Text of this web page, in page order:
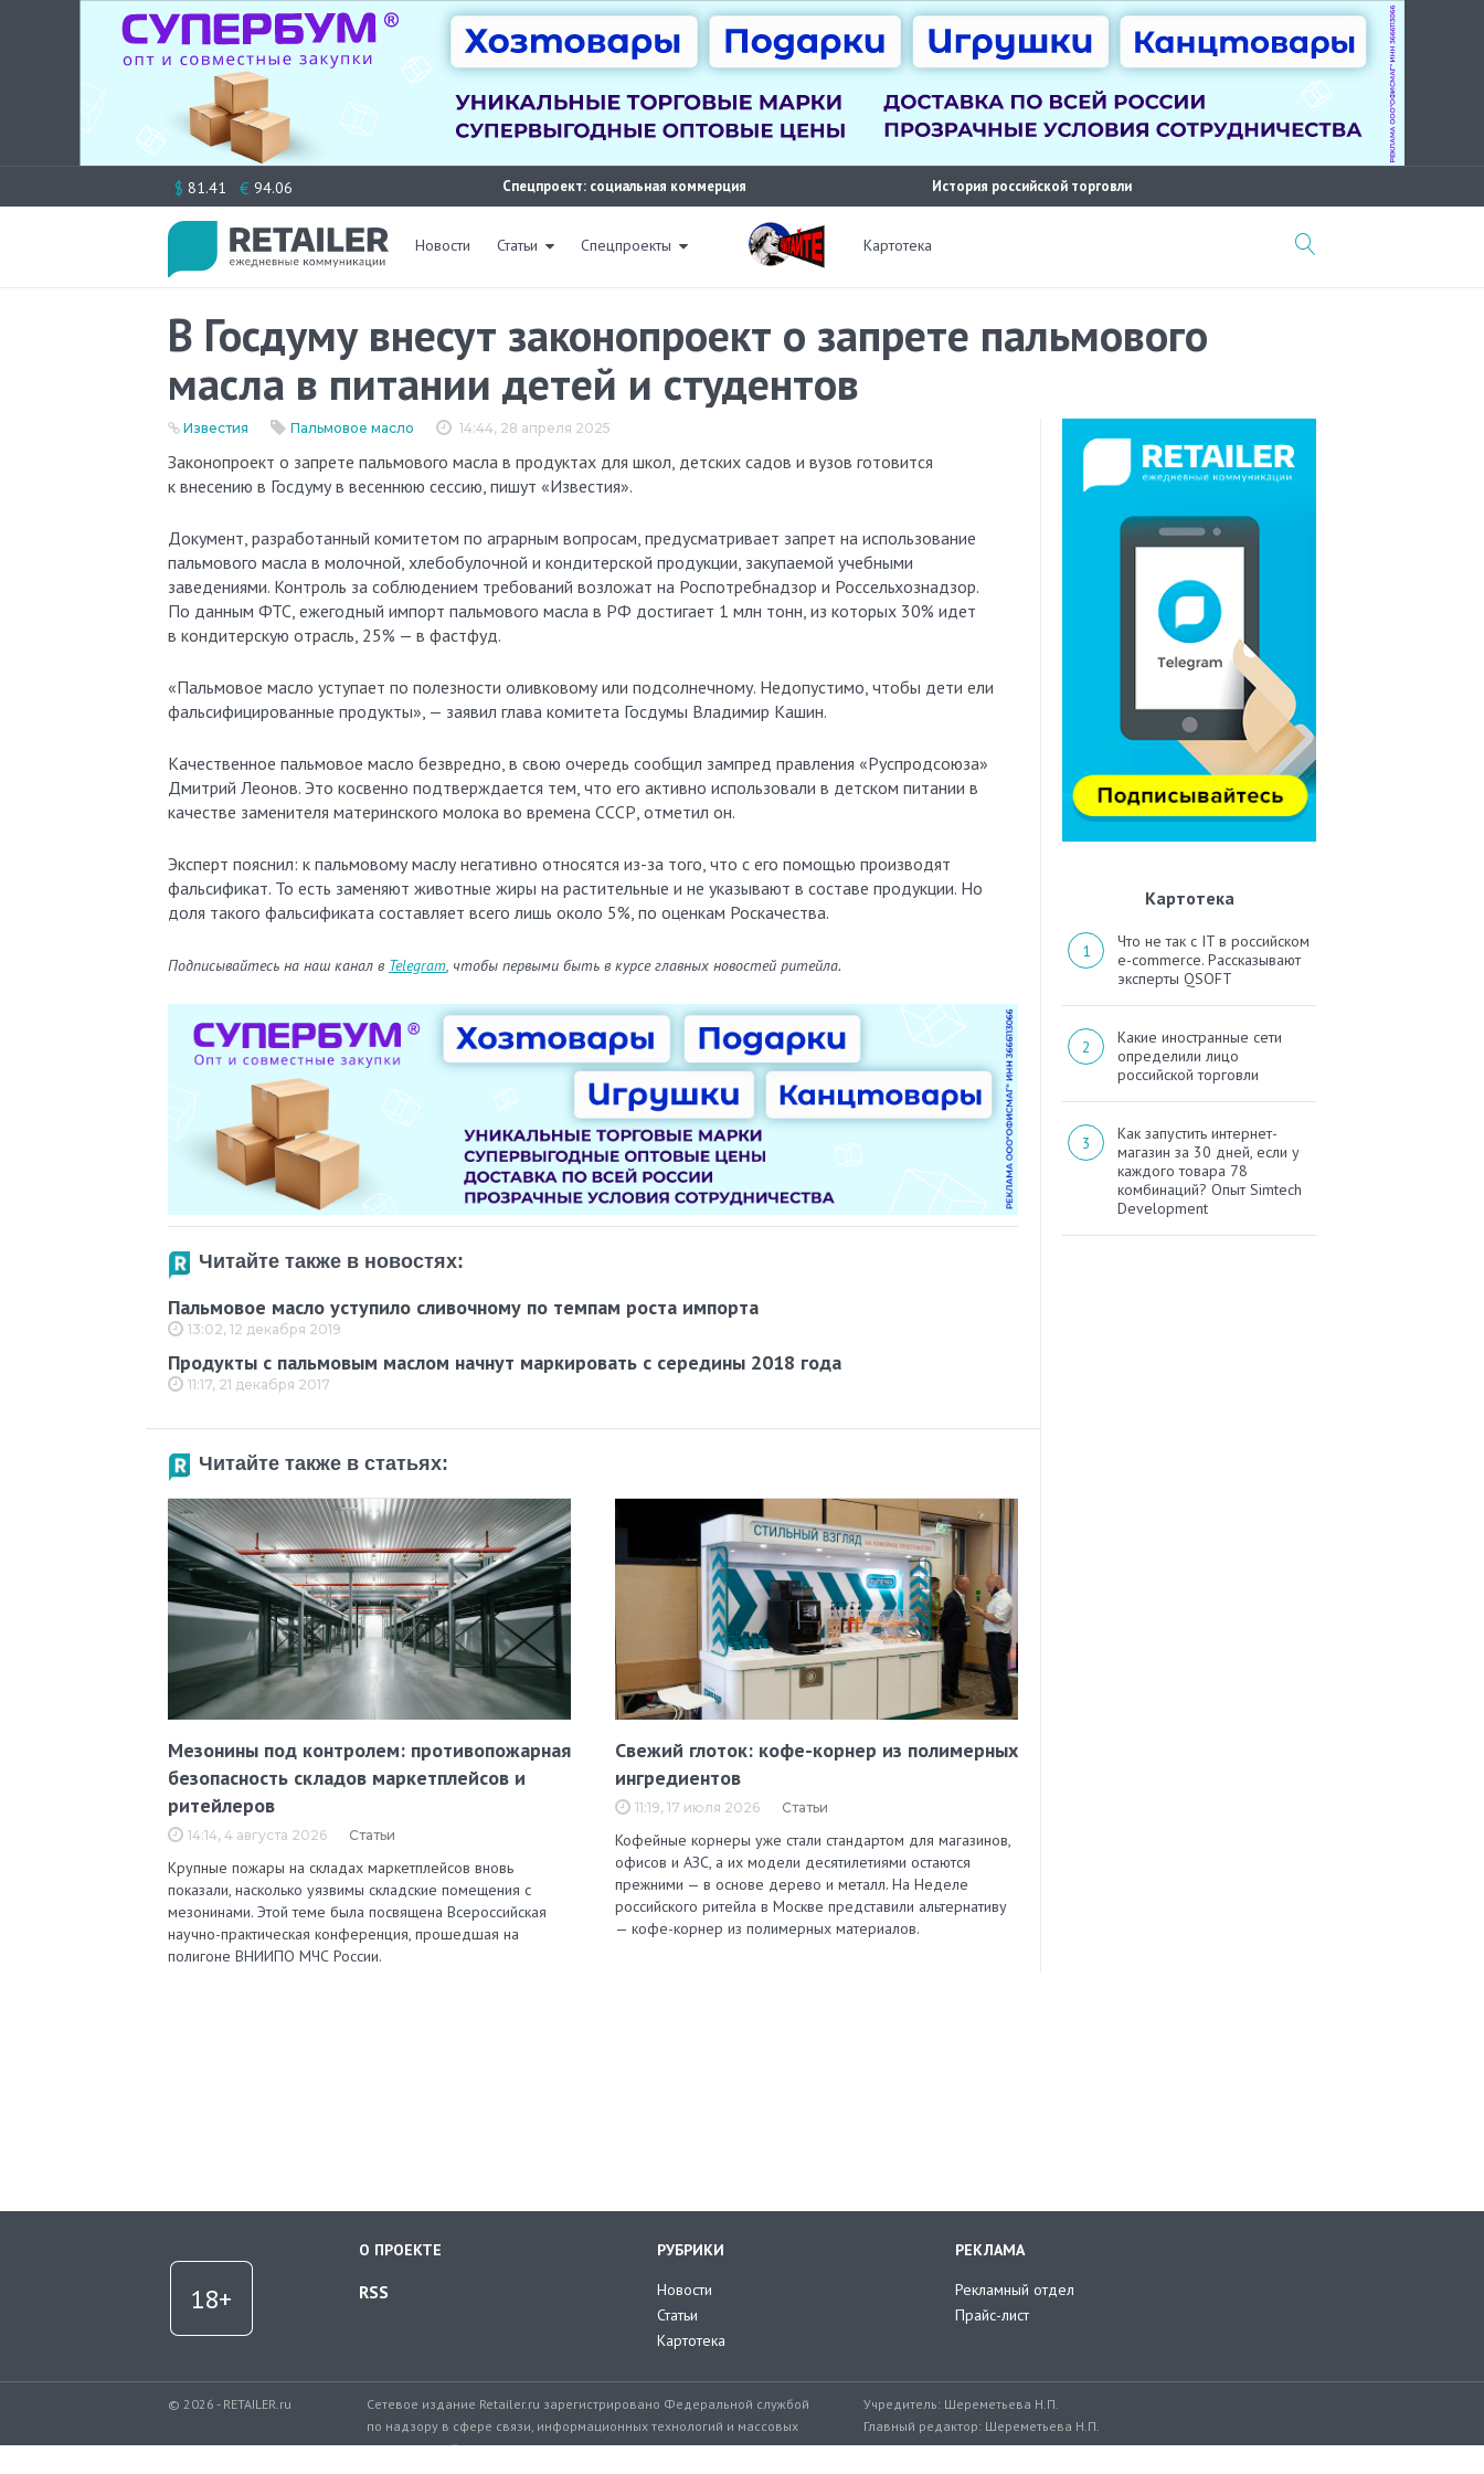
к
$ 81.41 € 94.06 Спецпроект: социальная коммерция История российской торговли
Новости Статьи Спецпроекты Картотека
В Госдуму внесут законопроект о запрете пальмового
масла в питании детей и студентов
14:44, 28 апреля 2025
Известия Пальмовое масло
Законопроект о запрете пальмового масла в продуктах для школ, детских садов и вузов готовится
к внесению в Госдуму в весеннюю сессию, пишут «Известия».
Документ, разработанный комитетом по аграрным вопросам, предусматривает запрет на использование
пальмового масла в молочной, хлебобулочной и кондитерской продукции, закупаемой учебными
заведениями. Контроль за соблюдением требований возложат на Роспотребнадзор и Россельхознадзор.
По данным ФТС, ежегодный импорт пальмового масла в РФ достигает 1 млн тонн, из которых 30% идет
в кондитерскую отрасль, 25% — в фастфуд.
«Пальмовое масло уступает по полезности оливковому или подсолнечному. Недопустимо, чтобы дети ели
фальсифицированные продукты», — заявил глава комитета Госдумы Владимир Кашин.
Качественное пальмовое масло безвредно, в свою очередь сообщил зампред правления «Руспродсоюза»
Дмитрий Леонов. Это косвенно подтверждается тем, что его активно использовали в детском питании в
качестве заменителя материнского молока во времена СССР, отметил он.
Эксперт пояснил: к пальмовому маслу негативно относятся из-за того, что с его помощью производят
фальсификат. То есть заменяют животные жиры на растительные и не указывают в составе продукции. Но
доля такого фальсификата составляет всего лишь около 5%, по оценкам Роскачества.
Подписывайтесь на наш канал в Telegram, чтобы первыми быть в курсе главных новостей ритейла.
Читайте также в новостях:
Пальмовое масло уступило сливочному по темпам роста импорта
13:02, 12 декабря 2019
Продукты с пальмовым маслом начнут маркировать с середины 2018 года
11:17, 21 декабря 2017
Читайте также в статьях:
Мезонины под контролем: противопожарная
безопасность складов маркетплейсов и
ритейлеров
14:14, 4 августа 2026 Статьи
Крупные пожары на складах маркетплейсов вновь
показали, насколько уязвимы складские помещения с
мезонинами. Этой теме была посвящена Всероссийская
научно-практическая конференция, прошедшая на
полигоне ВНИИПО МЧС России.
Свежий глоток: кофе-корнер из полимерных
ингредиентов
11:19, 17 июля 2026 Статьи
Кофейные корнеры уже стали стандартом для магазинов,
офисов и АЗС, а их модели десятилетиями остаются
прежними — в основе дерево и металл. На Неделе
российского ритейла в Москве представили альтернативу
— кофе-корнер из полимерных материалов.
Картотека
Что не так с IT в российском
e-commerce. Рассказывают
эксперты QSOFT
Какие иностранные сети
определили лицо
российской торговли
Как запустить интернет-
магазин за 30 дней, если у
каждого товара 78
комбинаций? Опыт Simtech
Development
О ПРОЕКТЕ
RSS
РУБРИКИ
Новости
Статьи
Картотека
РЕКЛАМА
Рекламный отдел
Прайс-лист
© 2026 - RETAILER.ru
Сетевое издание Retailer.ru зарегистрировано Федеральной службой
по надзору в сфере связи, информационных технологий и массовых
коммуникаций.
Учредитель: Шереметьева Н.П.
Главный редактор: Шереметьева Н.П.